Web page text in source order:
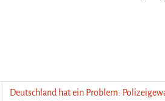
Deutschland hat ein Problem: